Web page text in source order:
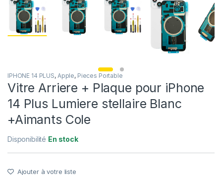
IPHONE 14 PLUS, Apple, Pieces Portable
Vitre Arriere + Plaque pour iPhone
14 Plus Lumiere stellaire Blanc
+Aimants Cole
Disponibilité En stock
Ajouter à votre liste